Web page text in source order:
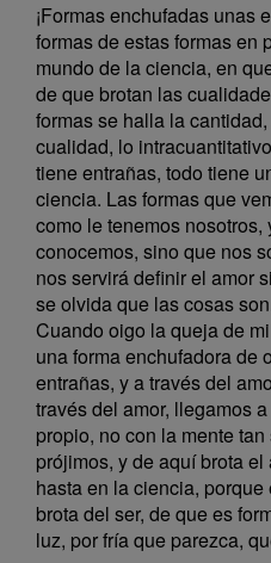
¡Formas enchufadas unas
formas de estas formas en
mundo de la ciencia, en
de que brotan las
formas se halla la
cualidad, lo
tiene entrañas, todo tiene
ciencia. Las formas que
como le tenemos
conocemos, sino que nos
nos servirá definir el amor
se olvida que las cosas
Cuando oigo la queja de
una forma enchufadora de
entrañas, y a través del
través del amor, llegamos
propio, no con la mente
prójimos, y de aquí brota
hasta en la ciencia,
brota del ser, de que es
luz, por fría que parezca,